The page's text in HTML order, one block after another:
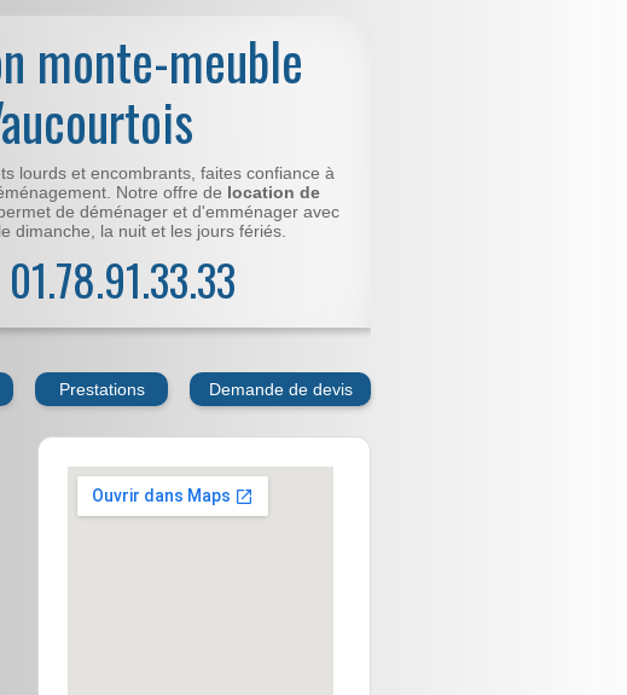
monte-meuble
lourds et encombrants, faites confiance à
Notre offre de location de
de déménager et d'emménager avec
dimanche, la nuit et les jours fériés.
Prestations Demande de devis